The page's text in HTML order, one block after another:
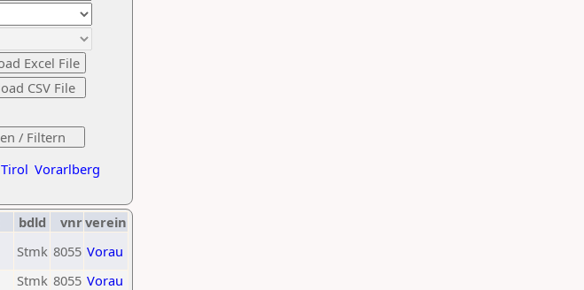
Tirol Vorarlberg
bdld vnrverein
Stmk 8055 Vorau
Stmk 8055 Vorau